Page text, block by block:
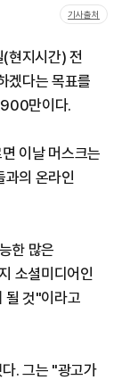
기사출처
현지시간) 전
겠다는 목표를
만이다.
이날 머스크는
과의 온라인
한 많은
소셜미디어인
될 것"이라고
. 그는 "광고가